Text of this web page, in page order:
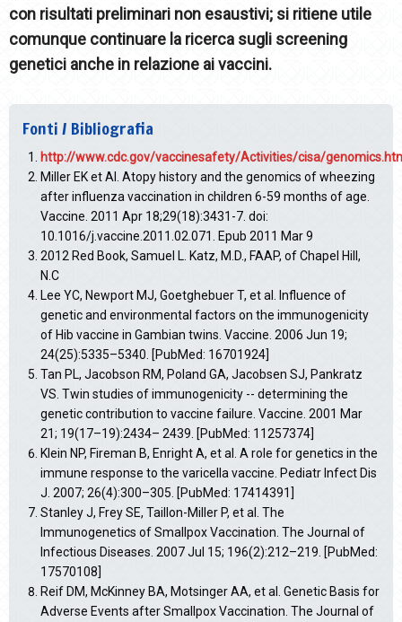
con risultati preliminari non esaustivi; si ritiene utile
comunque continuare la ricerca sugli screening
genetici anche in relazione ai vaccini.
Fonti / Bibliografia
http://www.cdc.gov/vaccinesafety/Activities/cisa/
Miller EK et Al. Atopy history and the genomics of wheezing
after influenza vaccination in children 6-59 months of age.
Vaccine. 2011 Apr 18;29(18):3431-7. doi:
10.1016/j.vaccine.2011.02.071. Epub 2011 Mar 9
2012 Red Book, Samuel L. Katz, M.D., FAAP, of Chapel Hill,
N.C
Lee YC, Newport MJ, Goetghebuer T, et al. Influence of
genetic and environmental factors on the immunogenicity
of Hib vaccine in Gambian twins. Vaccine. 2006 Jun 19;
24(25):5335–5340. [PubMed: 16701924]
Tan PL, Jacobson RM, Poland GA, Jacobsen SJ, Pankratz
VS. Twin studies of immunogenicity -- determining the
genetic contribution to vaccine failure. Vaccine. 2001 Mar
21; 19(17–19):2434– 2439. [PubMed: 11257374]
Klein NP, Fireman B, Enright A, et al. A role for genetics in the
immune response to the varicella vaccine. Pediatr Infect Dis
J. 2007; 26(4):300–305. [PubMed: 17414391]
Stanley J, Frey SE, Taillon-Miller P, et al. The
Immunogenetics of Smallpox Vaccination. The Journal of
Infectious Diseases. 2007 Jul 15; 196(2):212–219. [PubMed:
17570108]
Reif DM, McKinney BA, Motsinger AA, et al. Genetic Basis for
Adverse Events after Smallpox Vaccination. The Journal of